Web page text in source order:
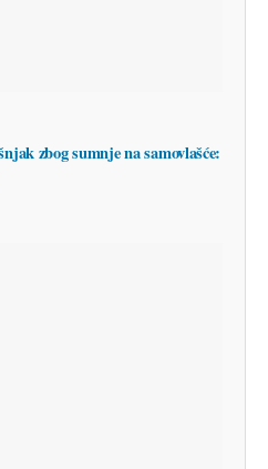
zbog sumnje na samovlašće: